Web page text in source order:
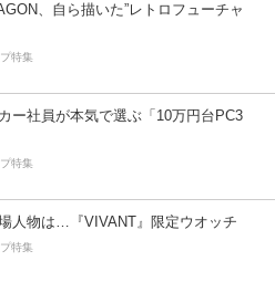
、自ら描いた”レトロフューチャ
特集
ー社員が本気で選ぶ「10万円台PC3
特集
人物は…『VIVANT』限定ウオッチ
特集